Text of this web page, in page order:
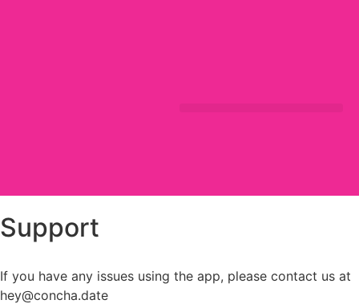
Support
If you have any issues using the app, please contact us at
hey@concha.date